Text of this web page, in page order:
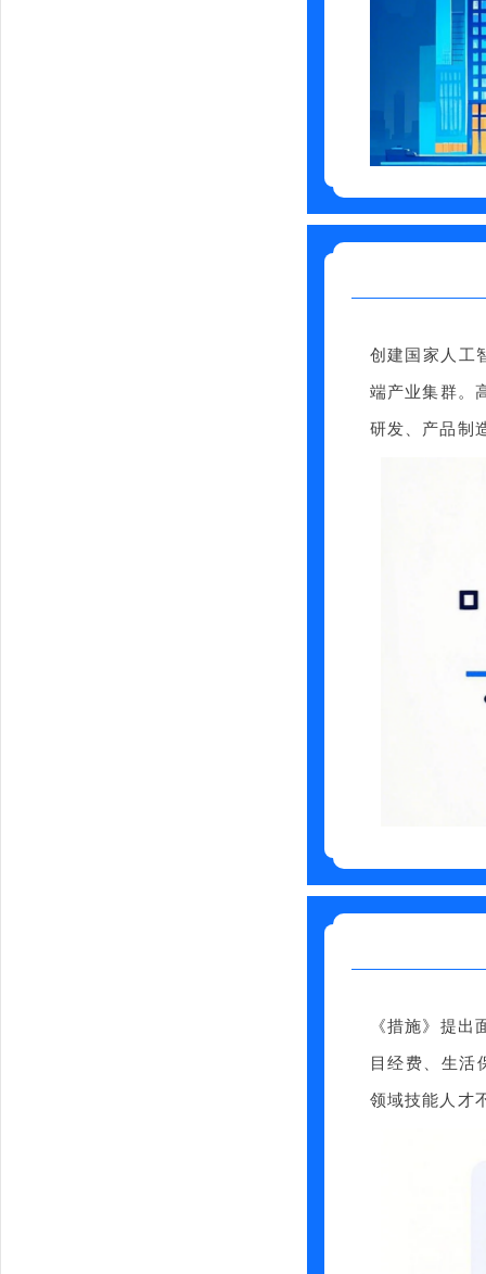
创建国家人工
端产业集群。
研发、产品制
《措施》提
目经费、生
领域技能人才